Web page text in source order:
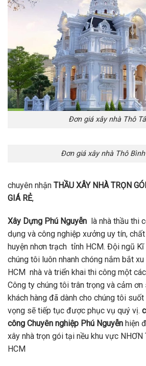
Đơn giá xây nhà Thô
Đơn giá xây nhà Thô
chuyên nhận THẦU XÂY NHÀ TRỌN
GIÁ RẺ,
Xây Dựng Phú Nguyễn
là nhà thầu thi
dụng và công nghiệp xưởng uy tín,
huyện nhơn trạch tỉnh HCM. Đội ngũ
chúng tôi luôn nhanh chóng nắm bắt
HCM nhà và triển khai thi công một
Công ty chúng tôi trân trọng và cảm
khách hàng đã dành cho chúng tôi
vọng sẽ tiếp tục được phục vụ quý vị.
công Chuyên nghiệp Phú Nguyễn hiện
xây nhà trọn gói tại nều khu vực NHƠN
HCM